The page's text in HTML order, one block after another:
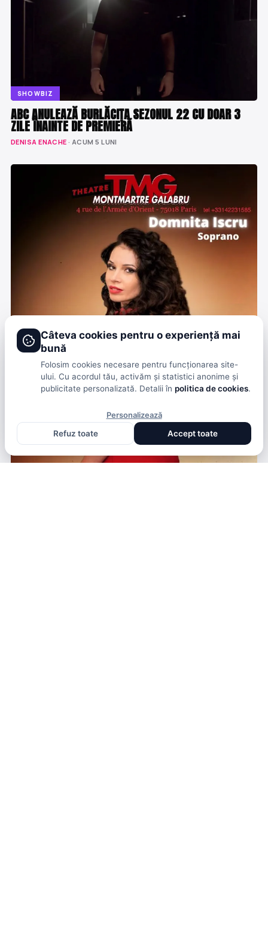
SHOWBIZ
ABC ANULEAZĂ BURLĂCIȚA SEZONUL 22 CU DOAR 3
ZILE ÎNAINTE DE PREMIERĂ
DENISA ENACHE · ACUM 5 LUNI
Câteva cookies pentru o experiență mai
bună
Folosim cookies necesare pentru funcționarea site-
ului. Cu acordul tău, activăm și statistici anonime și
publicitate personalizată. Detalii în politica de cookies.
Personalizează
Refuz toate
Accept toate